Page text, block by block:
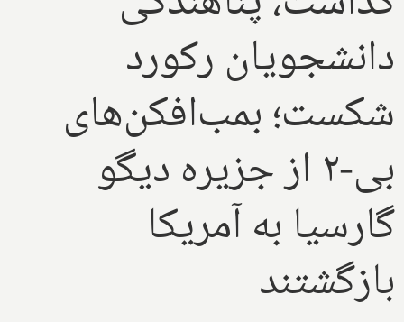
دانشجویان رکورد
شکست؛ بمب‌افکن‌های
بی-۲ از جزیره دیگو
گارسیا به آمریکا
بازگشتند